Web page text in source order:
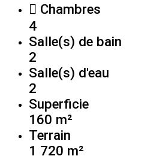
Chambres
4
Salle(s) de bain
2
Salle(s) d'eau
2
Superficie
160 m²
Terrain
1 720 m²